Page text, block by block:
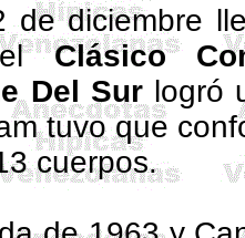
de diciembre
elClásico
Del Surlogró
tuvo que
cuerpos.